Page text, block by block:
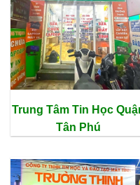
Trung Tâm Tin Học
Tân Phú